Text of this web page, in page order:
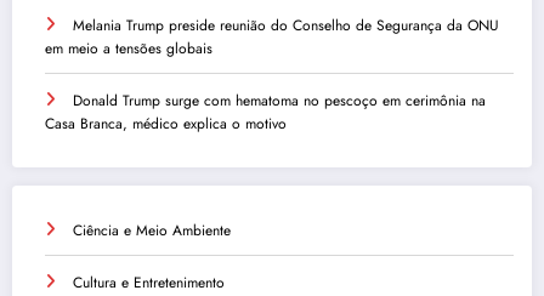
Melania Trump preside reunião do Conselho de Segurança da ONU
em meio a tensões globais
Donald Trump surge com hematoma no pescoço em cerimônia na
Casa Branca, médico explica o motivo
Ciência e Meio Ambiente
Cultura e Entretenimento